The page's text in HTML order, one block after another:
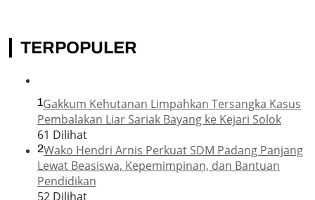
TERPOPULER
1Gakkum Kehutanan Limpahkan Tersangka Kasus
Pembalakan Liar Sariak Bayang ke Kejari Solok
61 Dilihat
2Wako Hendri Arnis Perkuat SDM Padang Panjang
Lewat Beasiswa, Kepemimpinan, dan Bantuan
Pendidikan
52 Dilihat